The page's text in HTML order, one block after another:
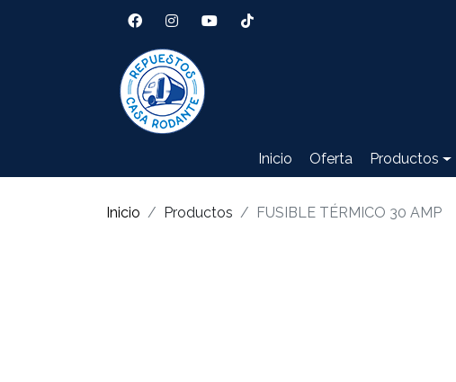
Inicio Oferta Productos
Inicio Productos FUSIBLE TÉRMICO 30 AMP